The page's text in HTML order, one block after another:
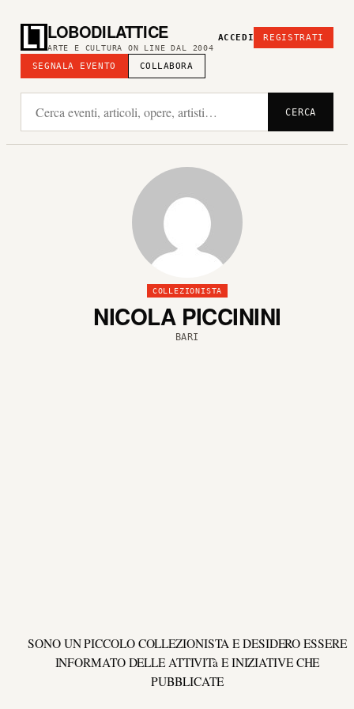
LOBODILATTICE
ARTE E CULTURA ON LINE DAL 2004
SEGNALA EVENTO COLLABORA
ACCEDI REGISTRATI
CERCA
COLLEZIONISTA
NICOLA PICCININI
BARI
SONO UN PICCOLO COLLEZIONISTA E DESIDERO ESSERE
INFORMATO DELLE ATTIVITà E INIZIATIVE CHE
PUBBLICATE